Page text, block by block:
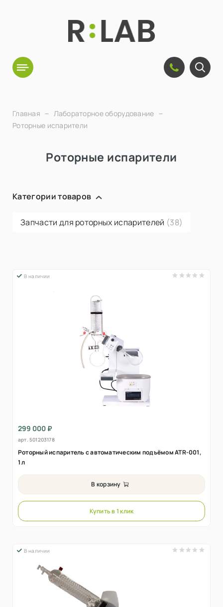
Главная
Лабораторное оборудование
Роторные испарители
Роторные испарители
Категории товаров
Запчасти для роторных испарителей (38)
В наличии
299 000 ₽
арт. 501203178
Роторный испаритель с автоматическим подъёмом ATR-001,
1 л
В корзину
Купить в 1 клик
В наличии